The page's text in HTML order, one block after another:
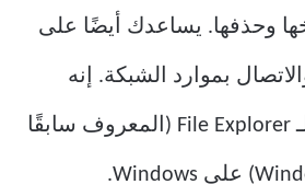
وحذفها. يساعدك أيضًا على
بموارد الشبكة. إنه
مكافئ بشكل عام لـ File Explorer (المعروف سابقًا